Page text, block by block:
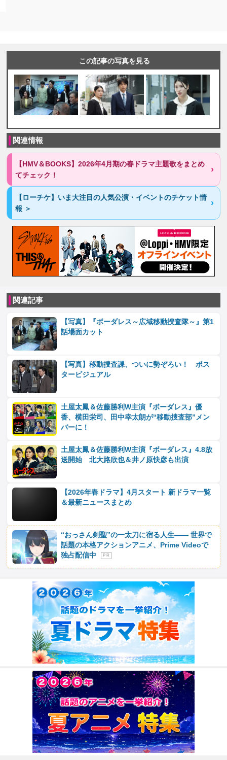
この記事の写真を見る
関連情報
【HMV＆BOOKS】2026年4月期の春ドラマ主題歌をまとめ
てチェック！
【ローチケ】いま大注目の人気公演・イベントのチケット情
報 ＞
関連記事
【写真】『ボーダレス～広域移動捜査隊～』第1
話場面カット
【写真】移動捜査課、ついに勢ぞろい！ ポス
タービジュアル
土屋太鳳＆佐藤勝利W主演『ボーダレス』優
香、横田栄司、田中幸太朗が“移動捜査部”メン
バーに！
土屋太鳳＆佐藤勝利W主演『ボーダレス』4.8放
送開始 北大路欣也＆井ノ原快彦も出演
【2026年春ドラマ】4月スタート 新ドラマ一覧
＆最新ニュースまとめ
“おっさん剣聖”の一太刀に宿る人生―― 世界で
話題の本格アクションアニメ、Prime Videoで
独占配信中
P R